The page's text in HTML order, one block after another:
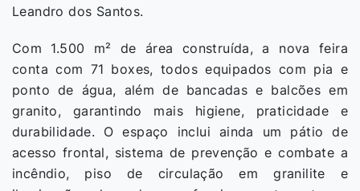
Leandro dos Santos.
Com 1.500 m² de área construída, a nova feira
conta com 71 boxes, todos equipados com pia e
ponto de água, além de bancadas e balcões em
granito, garantindo mais higiene, praticidade e
durabilidade. O espaço inclui ainda um pátio de
acesso frontal, sistema de prevenção e combate a
incêndio, piso de circulação em granilite e